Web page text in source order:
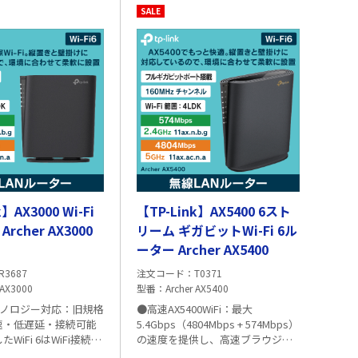
AX3000 Wi-Fi
AX3000
R3687
ロジー対応：旧規格
・低遅延・接続可能
WiFi 6はWiFi接続の
SALE
【TP-Link】AX5400 6スト
リーム ギガビットWi-Fi 6ル
ーター Archer AX5400
注文コード
T0371
型番
Archer AX5400
●高速AX5400WiFi：最大
5.4Gbps（4804Mbps + 574Mbps）
の速度を提供し、高速ブラウジン